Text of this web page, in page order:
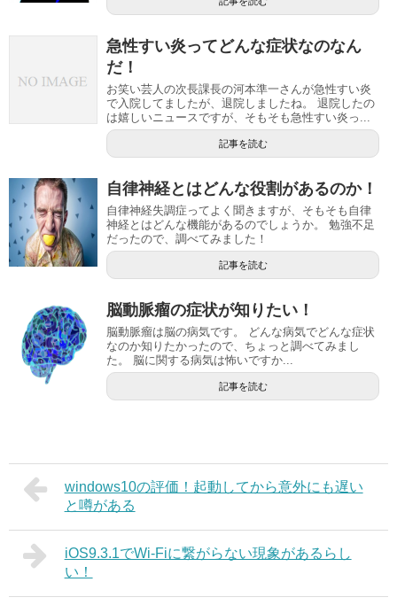
急性すい炎ってどんな症状なのなん
だ！
お笑い芸人の次長課長の河本準一さんが急性すい炎
で入院してましたが、退院しましたね。 退院したの
は嬉しいニュースですが、そもそも急性すい炎っ...
記事を読む
自律神経とはどんな役割があるのか！
自律神経失調症ってよく聞きますが、そもそも自律
神経とはどんな機能があるのでしょうか。 勉強不足
だったので、調べてみました！
記事を読む
脳動脈瘤の症状が知りたい！
脳動脈瘤は脳の病気です。 どんな病気でどんな症状
なのか知りたかったので、ちょっと調べてみまし
た。 脳に関する病気は怖いですか...
記事を読む
windows10の評価！起動してから意外にも遅い
と噂がある
iOS9.3.1でWi-Fiに繋がらない現象があるらし
い！